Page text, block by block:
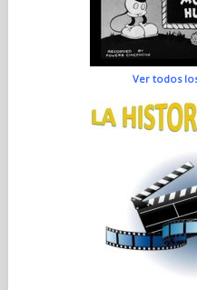
Ver todos